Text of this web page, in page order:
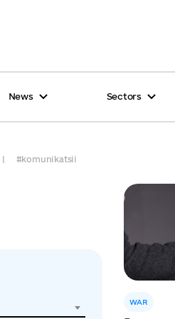
News Sectors
#komunikatsii
WAR